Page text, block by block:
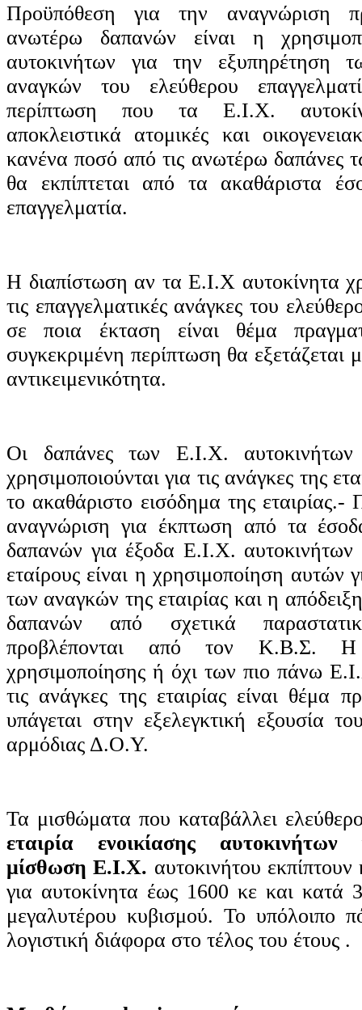
Προϋπόθεση για την αναγνώριση
ανωτέρω δαπανών είναι η
αυτοκινήτων για την εξυπηρέτηση
αναγκών του ελεύθερου
περίπτωση που τα Ε.Ι.Χ.
αποκλειστικά ατομικές και
κανένα ποσό από τις ανωτέρω δαπάνες
θα εκπίπτεται από τα ακαθάριστα
επαγγελματία.
Η διαπίστωση αν τα Ε.Ι.Χ αυτοκίνητα
τις επαγγελματικές ανάγκες του
σε ποια έκταση είναι θέμα
συγκεκριμένη περίπτωση θα εξετάζεται
αντικειμενικότητα.
Οι δαπάνες των Ε.Ι.Χ.
χρησιμοποιούνται για τις ανάγκες της
το ακαθάριστο εισόδημα της εταιρίας.-
αναγνώριση για έκπτωση από τα
δαπανών για έξοδα Ε.Ι.Χ.
εταίρους είναι η χρησιμοποίηση αυτών
των αναγκών της εταιρίας και η
δαπανών από σχετικά
προβλέπονται από τον Κ.Β.Σ. Η
χρησιμοποίησης ή όχι των πιο πάνω
τις ανάγκες της εταιρίας είναι θέμα
υπάγεται στην εξελεγκτική εξουσία
αρμόδιας Δ.Ο.Υ.
Τα μισθώματα που καταβάλλει
εταιρία ενοικίασης αυτοκινήτων
μίσθωση Ε.Ι.Χ. αυτοκινήτου
για αυτοκίνητα έως 1600 κε και κατά
μεγαλυτέρου κυβισμού. Το υπόλοιπο
λογιστική διάφορα στο τέλος του έτους .